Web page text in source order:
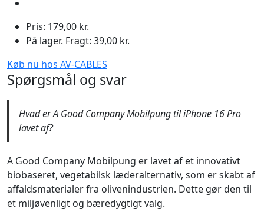
Pris: 179,00 kr.
På lager. Fragt: 39,00 kr.
Køb nu hos AV-CABLES
Spørgsmål og svar
Hvad er A Good Company Mobilpung til iPhone 16 Pro
lavet af?
A Good Company Mobilpung er lavet af et innovativt
biobaseret, vegetabilsk læderalternativ, som er skabt af
affaldsmaterialer fra olivenindustrien. Dette gør den til
et miljøvenligt og bæredygtigt valg.